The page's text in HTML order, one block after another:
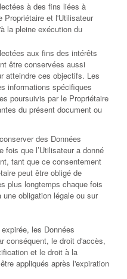
à des fins liées à
Propriétaire et l'Utilisateur
la pleine exécution du
aux fins des intérêts
être conservées aussi
atteindre ces objectifs. Les
informations spécifiques
poursuivis par le Propriétaire
du présent document ou
des Données
fois que l’Utilisateur a donné
tant que ce consentement
peut être obligé de
plus longtemps chaque fois
obligation légale ou sur
les Données
conséquent, le droit d'accès,
et le droit à la
appliqués après l'expiration